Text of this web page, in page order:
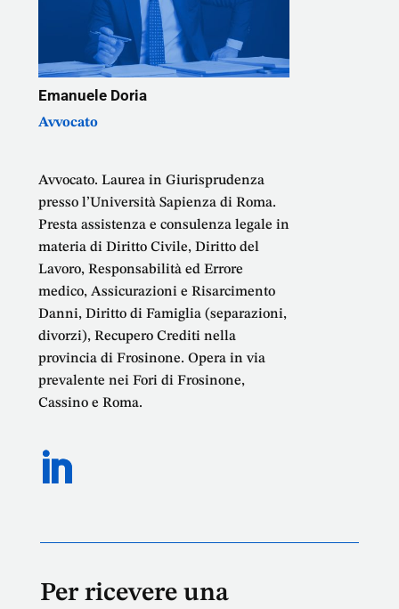
Emanuele Doria
Avvocato
Avvocato. Laurea in Giurisprudenza
presso l’Università Sapienza di Roma.
Presta assistenza e consulenza legale in
materia di Diritto Civile, Diritto del
Lavoro, Responsabilità ed Errore
medico, Assicurazioni e Risarcimento
Danni, Diritto di Famiglia (separazioni,
divorzi), Recupero Crediti nella
provincia di Frosinone. Opera in via
prevalente nei Fori di Frosinone,
Cassino e Roma.
Per ricevere una